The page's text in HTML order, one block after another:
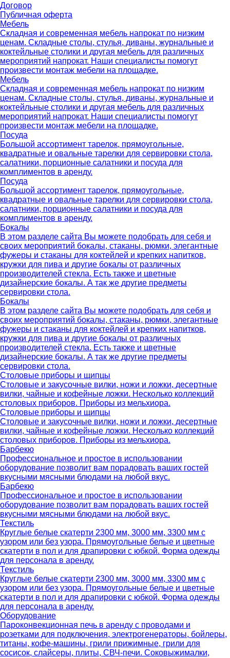
Договор
Публичная оферта
Мебель
Складная и современная мебель напрокат по низким
ценам. Складные столы, стулья, диваны, журнальные и
коктейльные столики и другая мебель для различных
мероприятий напрокат. Наши специалисты помогут
произвести монтаж мебели на площадке.
Мебель
Складная и современная мебель напрокат по низким
ценам. Складные столы, стулья, диваны, журнальные и
коктейльные столики и другая мебель для различных
мероприятий напрокат. Наши специалисты помогут
произвести монтаж мебели на площадке.
Посуда
Большой ассортимент тарелок, прямоугольные,
квадратные и овальные тарелки для сервировки стола,
салатники, порционные салатники и посуда для
комплиментов в аренду.
Посуда
Большой ассортимент тарелок, прямоугольные,
квадратные и овальные тарелки для сервировки стола,
салатники, порционные салатники и посуда для
комплиментов в аренду.
Бокалы
В этом разделе сайта Вы можете подобрать для себя и
своих мероприятий бокалы, стаканы, рюмки, элегантные
фужеры и стаканы для коктейлей и крепких напитков,
кружки для пива и другие бокалы от различных
производителей стекла. Есть также и цветные
дизайнерские бокалы. А так же другие предметы
сервировки стола.
Бокалы
В этом разделе сайта Вы можете подобрать для себя и
своих мероприятий бокалы, стаканы, рюмки, элегантные
фужеры и стаканы для коктейлей и крепких напитков,
кружки для пива и другие бокалы от различных
производителей стекла. Есть также и цветные
дизайнерские бокалы. А так же другие предметы
сервировки стола.
Столовые приборы и щипцы
Столовые и закусочные вилки, ножи и ложки, десертные
вилки, чайные и кофейные ложки. Несколько коллекций
столовых приборов. Приборы из мельхиора.
Столовые приборы и щипцы
Столовые и закусочные вилки, ножи и ложки, десертные
вилки, чайные и кофейные ложки. Несколько коллекций
столовых приборов. Приборы из мельхиора.
Барбекю
Профессиональное и простое в использовании
оборудование позволит вам порадовать ваших гостей
вкусными мясными блюдами на любой вкус.
Барбекю
Профессиональное и простое в использовании
оборудование позволит вам порадовать ваших гостей
вкусными мясными блюдами на любой вкус.
Текстиль
Круглые белые скатерти 2300 мм, 3000 мм, 3300 мм с
узором или без узора. Прямоугольные белые и цветные
скатерти в пол и для драпировки с юбкой. Форма одежды
для персонала в аренду.
Текстиль
Круглые белые скатерти 2300 мм, 3000 мм, 3300 мм с
узором или без узора. Прямоугольные белые и цветные
скатерти в пол и для драпировки с юбкой. Форма одежды
для персонала в аренду.
Оборудование
Пароконвекционная печь в аренду с проводами и
розетками для подключения, электрогенераторы, бойлеры,
титаны, кофе-машины, грили прижимные, грили для
сосисок, слайсеры, плиты, СВЧ-печи. Соковыжималки,